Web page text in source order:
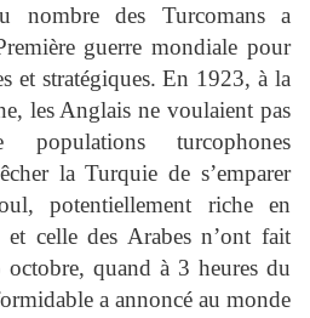
nombre des Turcomans a
guerre mondiale pour
et stratégiques. En 1923, à la
les Anglais ne voulaient pas
turcophones
la Turquie de s’emparer
potentiellement riche en
celle des Arabes n’ont fait
octobre, quand à 3 heures du
a annoncé au monde